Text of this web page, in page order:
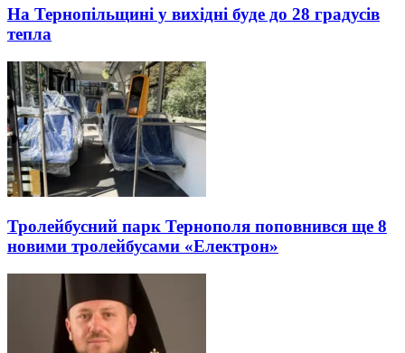
На Тернопільщині у вихідні буде до 28 градусів
тепла
Тролейбусний парк Тернополя поповнився ще 8
новими тролейбусами «Електрон»